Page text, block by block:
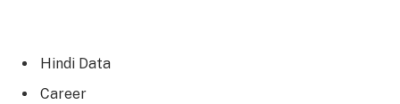
Hindi Data
Career